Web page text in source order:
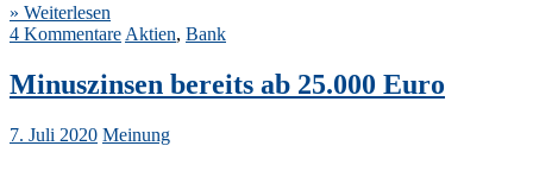
» Weiterlesen
4 Kommentare Aktien, Bank
Minuszinsen bereits ab 25.000 Euro
7. Juli 2020 Meinung